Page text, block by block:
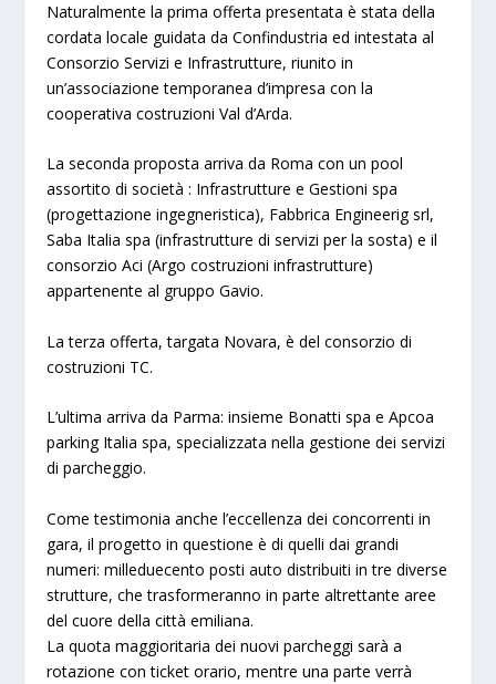
Naturalmente la prima offerta presentata è stata della
cordata locale guidata da Confindustria ed intestata al
Consorzio Servizi e Infrastrutture, riunito in
un’associazione temporanea d’impresa con la
cooperativa costruzioni Val d’Arda.
La seconda proposta arriva da Roma con un pool
assortito di società : Infrastrutture e Gestioni spa
(progettazione ingegneristica), Fabbrica Engineerig srl,
Saba Italia spa (infrastrutture di servizi per la sosta) e il
consorzio Aci (Argo costruzioni infrastrutture)
appartenente al gruppo Gavio.
La terza offerta, targata Novara, è del consorzio di
costruzioni TC.
L’ultima arriva da Parma: insieme Bonatti spa e Apcoa
parking Italia spa, specializzata nella gestione dei servizi
di parcheggio.
Come testimonia anche l’eccellenza dei concorrenti in
gara, il progetto in questione è di quelli dai grandi
numeri: milleduecento posti auto distribuiti in tre diverse
strutture, che trasformeranno in parte altrettante aree
del cuore della città emiliana.
La quota maggioritaria dei nuovi parcheggi sarà a
rotazione con ticket orario, mentre una parte verrà